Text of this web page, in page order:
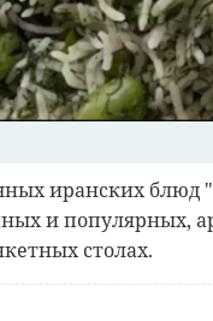
иранских блюд
и популярных,
столах.